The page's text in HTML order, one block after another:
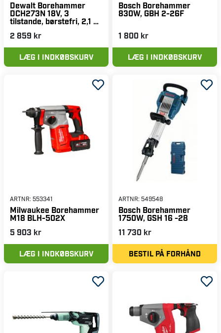
Dewalt Borehammer
DCH273N 18V, 3
tilstande, børstefri, 2,1 J,
2 859 kr
LÆG I INDKØBSKURV
Bosch Borehammer
830W, GBH 2-26F
1 800 kr
LÆG I INDKØBSKURV
ARTNR: 553341
Milwaukee Borehammer
M18 BLH-502X
5 903 kr
LÆG I INDKØBSKURV
ARTNR: 549548
Bosch Borehammer
1750W, GSH 16 -28
11 730 kr
BESTIL PÅ FORHÅND